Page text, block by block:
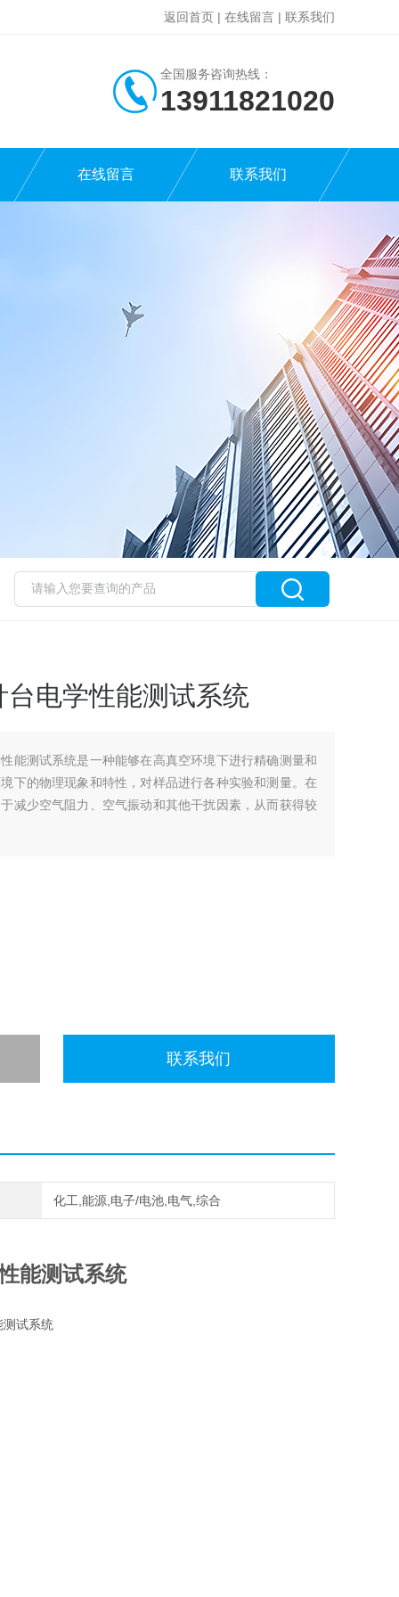
返回首页 | 在线留言 | 联系我们
全国服务咨询热线：
13911821020
在线留言 联系我们
电学性能测试系统
能测试系统是一种能够在高真空环境下进行精确测量和
下的物理现象和特性，对样品进行各种实验和测量。在
减少空气阻力、空气振动和其他干扰因素，从而获得较
联系我们
化工,能源,电子/电池,电气,综合
能测试系统